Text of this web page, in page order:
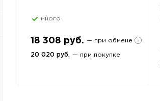
много
18 308 руб. — при обмене
20 020 руб. — при покупке